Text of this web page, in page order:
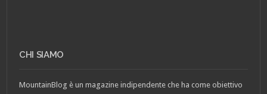
CHI SIAMO
MountainBlog è un magazine indipendente che ha come obiettivo